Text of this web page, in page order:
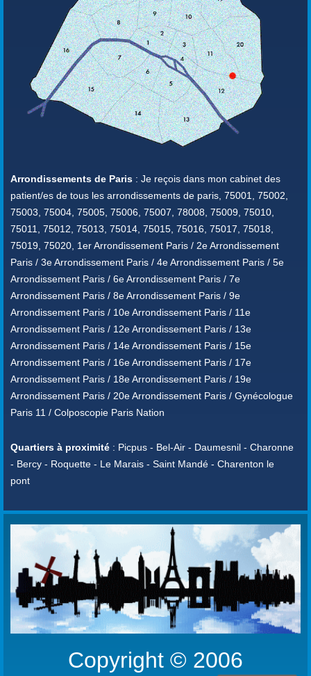
Arrondissements de Paris : Je reçois dans mon cabinet des
patient/es de tous les arrondissements de paris, 75001, 75002,
75003, 75004, 75005, 75006, 75007, 78008, 75009, 75010,
75011, 75012, 75013, 75014, 75015, 75016, 75017, 75018,
75019, 75020, 1er Arrondissement Paris / 2e Arrondissement
Paris / 3e Arrondissement Paris / 4e Arrondissement Paris / 5e
Arrondissement Paris / 6e Arrondissement Paris / 7e
Arrondissement Paris / 8e Arrondissement Paris / 9e
Arrondissement Paris / 10e Arrondissement Paris / 11e
Arrondissement Paris / 12e Arrondissement Paris / 13e
Arrondissement Paris / 14e Arrondissement Paris / 15e
Arrondissement Paris / 16e Arrondissement Paris / 17e
Arrondissement Paris / 18e Arrondissement Paris / 19e
Arrondissement Paris / 20e Arrondissement Paris / Gynécologue
Paris 11 / Colposcopie Paris Nation
Quartiers à proximité : Picpus - Bel-Air - Daumesnil - Charonne
- Bercy - Roquette - Le Marais - Saint Mandé - Charenton le
pont
Copyright © 2006